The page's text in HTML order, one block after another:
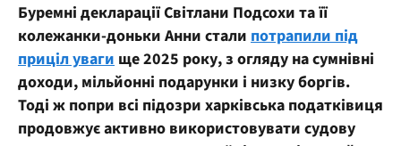
Буремні декларації Світлани Подсохи та її
колежанки-доньки Анни стали потрапили під
приціл уваги ще 2025 року, з огляду на сумнівні
доходи, мільйонні подарунки і низку боргів.
Тоді ж попри всі підозри харківська податківиця
продовжує активно використовувати судову